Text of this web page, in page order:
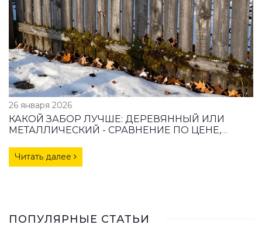
26 января 2026
КАКОЙ ЗАБОР ЛУЧШЕ: ДЕРЕВЯННЫЙ ИЛИ
МЕТАЛЛИЧЕСКИЙ - СРАВНЕНИЕ ПО ЦЕНЕ,
Читать далее
ПОПУЛЯРНЫЕ СТАТЬИ